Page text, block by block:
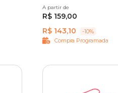
PP P
A partir de
R$ 159,00
R$ 143,10
-10%
Compra Programada